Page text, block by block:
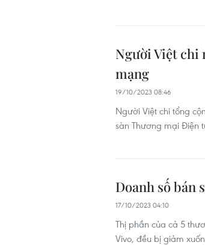
Người Việt chi
mạng
19/10/2023 08:46
Người Việt chi tổng
sàn Thương mại Điện
Doanh số bán
17/10/2023 04:10
Thị phần của cả 5
Vivo, đều bị giảm